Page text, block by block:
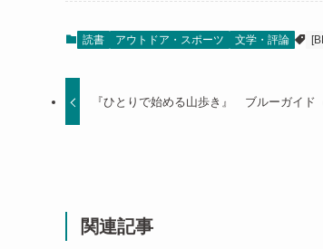
読書 アウトドア・スポーツ 文学・評論
『ひとりで始める山歩き』 ブルーガイド
関連記事